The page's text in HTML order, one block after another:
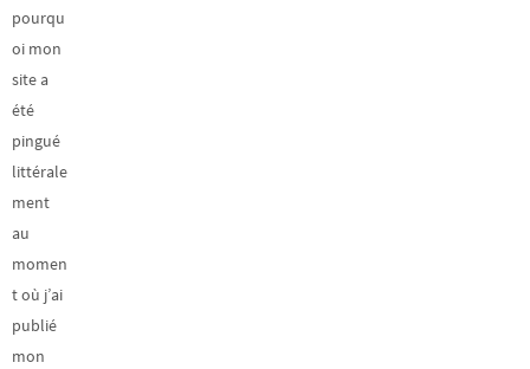
pourqu
oi mon
site a
été
pingué
littérale
ment
au
momen
t où j’ai
publié
mon